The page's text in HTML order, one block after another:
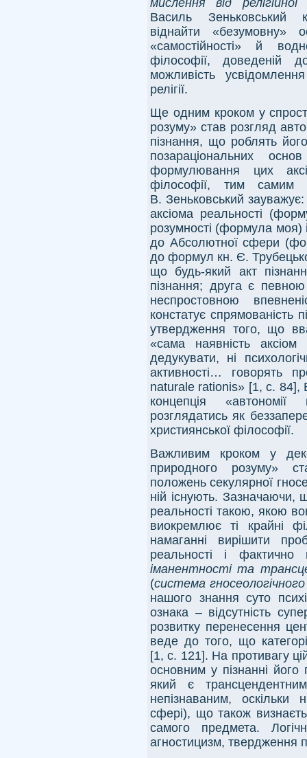
мислення від
Василь Зеньковський
віднайти «безумовну»
«самостійності» й
філософії, доведеній
можливість
релігії.
Ще одним кроком у
розуму» став розгляд
пізнання, що роблять
позараціональних
формулювання цих
філософії, тим самим
В. Зеньковський
аксіома реальності
розумності (формула моя)
до Абсолютної сфери
до формул кн. Є.
що будь-який акт
пізнання; друга є певною
неспростовною
констатує спрямованість
утвердження того, що
«сама наявність
дедукувати, ні
активності… говорять
naturale rationis» [1, с. 84],
концепція
розглядатись як
християнської філософії.
Важливим кроком у
природного розуму»
положень секулярної
ній існують. Зазначаючи,
реальності такою, якою
виокремлює ті крайні
намаганні вирішити
реальності і
іманентності та
(система гносеологічного
нашого знання суто
ознака – відсутність
розвитку перенесення
веде до того, що
[1, с. 121]. На противагу
основним у пізнанні
який є
непізнаваним, оскільки
сфері), що також
самого предмета.
агностицизм, твердження